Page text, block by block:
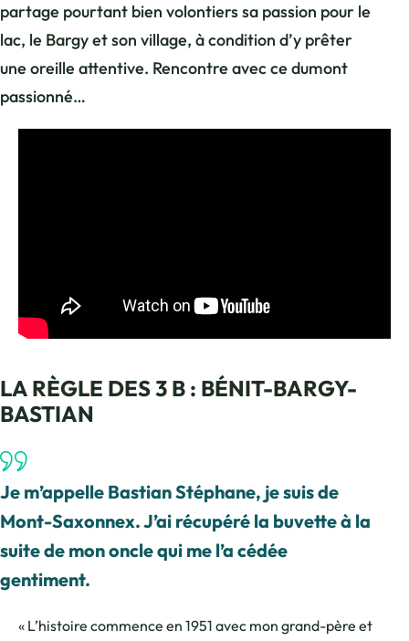
partage pourtant bien volontiers sa passion pour le
lac, le Bargy et son village, à condition d’y prêter
une oreille attentive. Rencontre avec ce dumont
passionné…
LA RÈGLE DES 3 B : BÉNIT-BARGY-
BASTIAN
Je m’appelle Bastian Stéphane, je suis de
Mont-Saxonnex. J’ai récupéré la buvette à la
suite de mon oncle qui me l’a cédée
gentiment.
« L’histoire commence en 1951 avec mon grand-père et